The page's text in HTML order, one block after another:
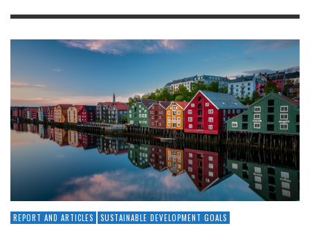
REPORT AND ARTICLES SUSTAINABLE DEVELOPMENT GOALS